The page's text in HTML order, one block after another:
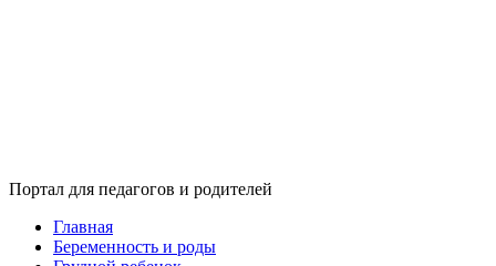
Портал для педагогов и родителей
Главная
Беременность и роды